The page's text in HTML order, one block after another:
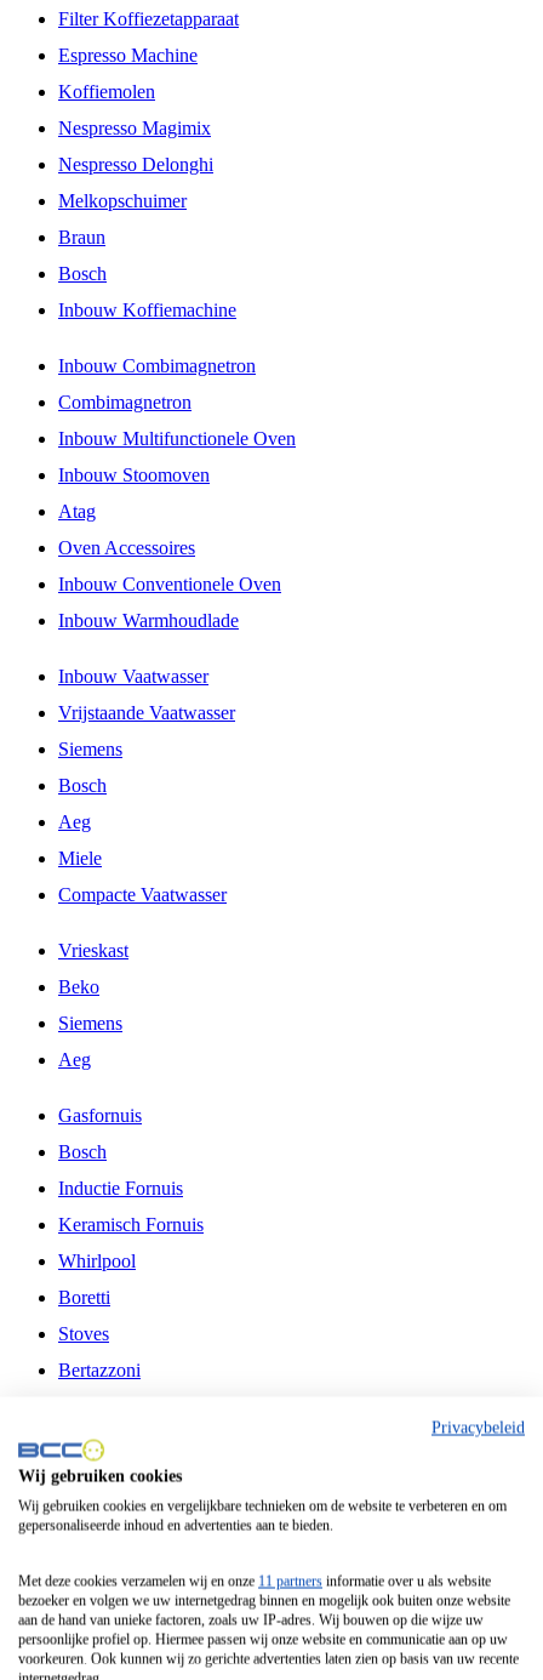
Filter Koffiezetapparaat
Espresso Machine
Koffiemolen
Nespresso Magimix
Nespresso Delonghi
Melkopschuimer
Braun
Bosch
Inbouw Koffiemachine
Inbouw Combimagnetron
Combimagnetron
Inbouw Multifunctionele Oven
Inbouw Stoomoven
Atag
Oven Accessoires
Inbouw Conventionele Oven
Inbouw Warmhoudlade
Inbouw Vaatwasser
Vrijstaande Vaatwasser
Siemens
Bosch
Aeg
Miele
Compacte Vaatwasser
Vrieskast
Beko
Siemens
Aeg
Gasfornuis
Bosch
Inductie Fornuis
Keramisch Fornuis
Whirlpool
Boretti
Stoves
Bertazzoni
Fitelli
Airfryer
Frituurpan
Contactgrill
Broodbakmachine
Broodrooster
Privacybeleid
Wij gebruiken cookies
Wij gebruiken cookies en vergelijkbare technieken om de website te verbeteren en om
gepersonaliseerde inhoud en advertenties aan te bieden.
Met deze cookies verzamelen wij en onze 11 partners informatie over u als website
bezoeker en volgen we uw internetgedrag binnen en mogelijk ook buiten onze website
aan de hand van unieke factoren, zoals uw IP-adres. Wij bouwen op die wijze uw
persoonlijke profiel op. Hiermee passen wij onze website en communicatie aan op uw
voorkeuren. Ook kunnen wij zo gerichte advertenties laten zien op basis van uw recente